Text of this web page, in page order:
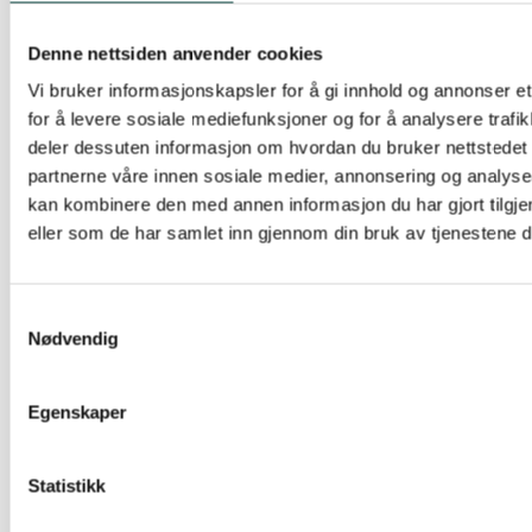
Denne nettsiden anvender cookies
Vi bruker informasjonskapsler for å gi innhold og annonser
for å levere sosiale mediefunksjoner og for å analysere
deler dessuten informasjon om hvordan du bruker
partnerne våre innen sosiale medier, annonsering og
kan kombinere den med annen informasjon du har gjort
eller som de har samlet inn gjennom din bruk av tjenestene
Nødvendig
Egenskaper
Statistikk
fuglekasser og spesialtilbud på medlemskap. Om
du melder deg inn i Naturvernforbundet i kveld
får du med deg hjem fire sekker Mostun-ved!
Kl.20.00 får vi siste nytt om
forurensingsituasjonen i Mosvatnet. Blir
vannkvalitetene bedre, verre eller er den
Kristin Bringedal i Stavanger kommune. Etter
spørsmål. Vi avrunder ca kl. 21.